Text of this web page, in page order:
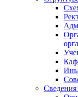
Сведения